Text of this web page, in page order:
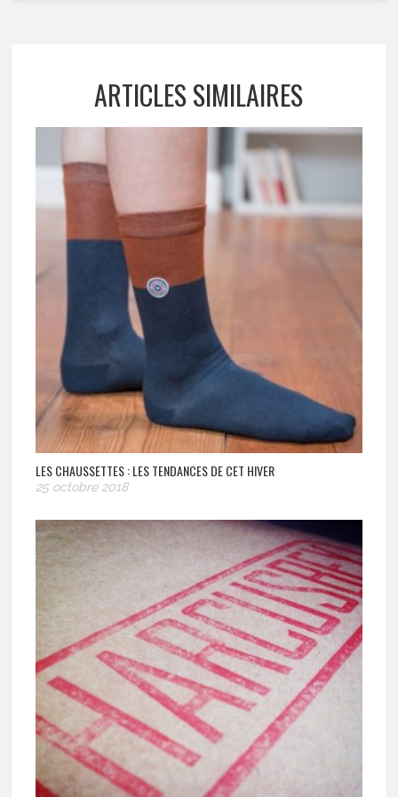
ARTICLES SIMILAIRES
LES CHAUSSETTES : LES TENDANCES DE CET HIVER
25 octobre 2018